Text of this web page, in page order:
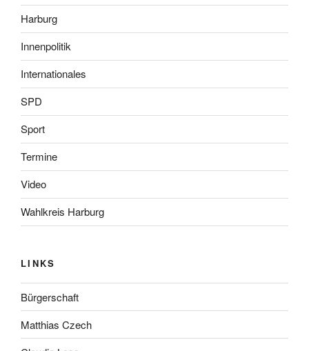
Harburg
Innenpolitik
Internationales
SPD
Sport
Termine
Video
Wahlkreis Harburg
LINKS
Bürgerschaft
Matthias Czech